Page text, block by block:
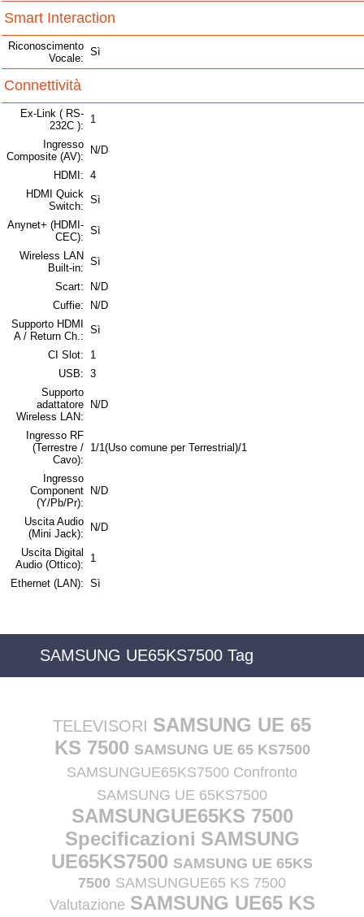
Smart Interaction
Riconoscimento
Vocale:
Sì
Connettività
Ex-Link ( RS-
232C ):
1
Ingresso
Composite (AV):
N/D
HDMI: 4
HDMI Quick
Switch:
Sì
Anynet+ (HDMI-
CEC):
Sì
Wireless LAN
Built-in:
Sì
Scart:
N/D
Cuffie:
N/D
Supporto HDMI
A / Return Ch.:
Sì
CI Slot:
1
USB: 3
Supporto
adattatore
Wireless LAN:
N/D
Ingresso RF
(Terrestre /
Cavo):
1/1(Uso comune per Terrestrial)/1
Ingresso
Component
(Y/Pb/Pr):
N/D
Uscita Audio
(Mini Jack):
N/D
Uscita Digital
Audio (Ottico):
1
Ethernet (LAN): Sì
SAMSUNG UE65KS7500 Tag
TELEVISORI SAMSUNG UE 65
KS 7500 SAMSUNG UE 65 KS7500
SAMSUNGUE65KS7500 Confronto
SAMSUNG UE 65KS7500
SAMSUNGUE65KS 7500
Specificazioni SAMSUNG
UE65KS7500 SAMSUNG UE 65KS
7500 SAMSUNGUE65 KS 7500
Valutazione SAMSUNG UE65 KS